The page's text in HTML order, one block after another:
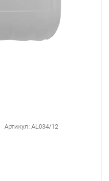
Артикул: AL034/12